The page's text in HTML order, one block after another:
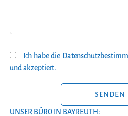
Ich habe die
und akzeptiert.
UNSER BÜRO IN BAYREUTH: